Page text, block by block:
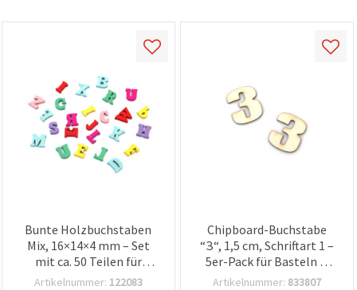
Bunte Holzbuchstaben
Mix, 16×14×4 mm – Set
mit ca. 50 Teilen für
kreative Bastel- & DIY-
Artikelnummer: 122083
Chipboard-Buchstabe
“З“, 1,5 cm, Schriftart 1 –
5er-Pack für Basteln &
Scrapbooking
Artikelnummer: 833807